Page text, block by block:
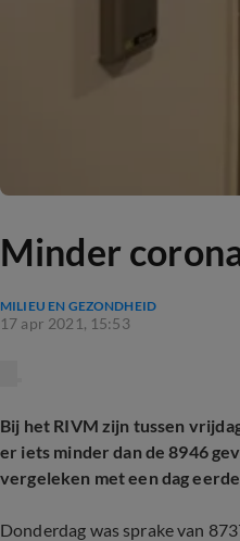
Minder
MILIEU EN GEZONDHEID
17 apr 2021, 15:53
Bij het RIVM zijn tussen
er iets minder dan de 8946
vergeleken met een dag
Donderdag was sprake van